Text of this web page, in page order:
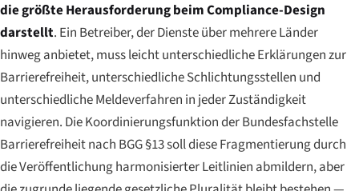
die größte Herausforderung beim Compliance-Design
darstellt. Ein Betreiber, der Dienste über mehrere Länder
hinweg anbietet, muss leicht unterschiedliche Erklärungen zur
Barrierefreiheit, unterschiedliche Schlichtungsstellen und
unterschiedliche Meldeverfahren in jeder Zuständigkeit
navigieren. Die Koordinierungsfunktion der Bundesfachstelle
Barrierefreiheit nach BGG §13 soll diese Fragmentierung durch
die Veröffentlichung harmonisierter Leitlinien abmildern, aber